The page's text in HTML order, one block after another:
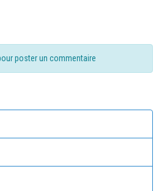
poster un commentaire